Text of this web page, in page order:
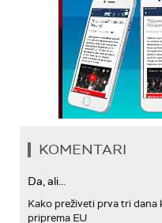
KOMENTARI
Da, ali...
Kako preživeti prva tri dana
priprema EU